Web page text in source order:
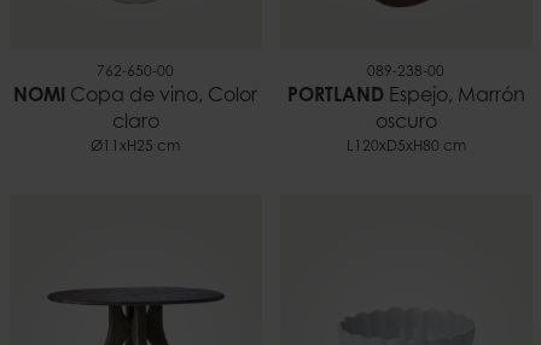
762-650-00
NOMI Copa de vino, Color
claro
Ø11xH25 cm
089-238-00
PORTLAND Espejo, Marrón
oscuro
L120xD5xH80 cm